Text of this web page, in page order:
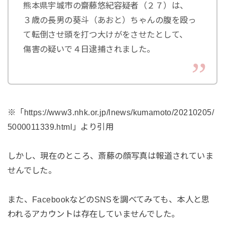
熊本県宇城市の齋藤悠紀容疑者（２７）は、
３歳の長男の葵斗（あおと）ちゃんの腹を殴っ
て転倒させ頭を打つ大けがをさせたとして、
傷害の疑いで４日逮捕されました。
※「https://www3.nhk.or.jp/lnews/kumamoto/20210205/
5000011339.html」より引用
しかし、現在のところ、斎藤の顔写真は報道されていま
せんでした。
また、FacebookなどのSNSを調べてみても、本人と思
われるアカウントは存在していませんでした。